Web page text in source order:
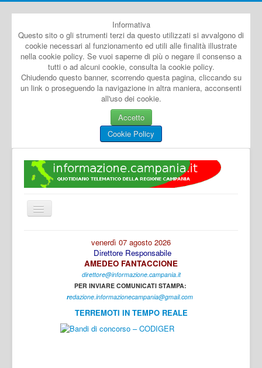
Informativa
Questo sito o gli strumenti terzi da questo utilizzati si avvalgono di
cookie necessari al funzionamento ed utili alle finalità illustrate
nella cookie policy. Se vuoi saperne di più o negare il consenso a
tutti o ad alcuni cookie, consulta la cookie policy.
Chiudendo questo banner, scorrendo questa pagina, cliccando su
un link o proseguendo la navigazione in altra maniera, acconsenti
all'uso dei cookie.
Accetto
Cookie Policy
Cambia
navigazione
venerdì 07 agosto 2026
Direttore Responsabile
AMEDEO FANTACCIONE
direttore@informazione.campania.it
PER INVIARE COMUNICATI STAMPA:
redazione.informazionecampania@gmail.com
TERREMOTI IN TEMPO REALE